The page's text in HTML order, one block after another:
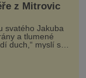
z Mitrovic
svatého Jakuba
a tlumené
duch,“ myslí si
dvě kopy grošů
podzemní